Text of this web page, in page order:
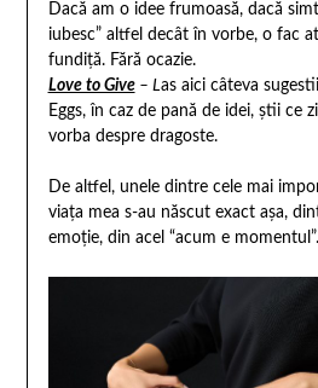
Dacă am o idee frumoasă, dacă
iubesc” altfel decât în vorbe, o fac
fundiță. Fără ocazie.
Love to Give – Las aici câteva
Eggs, în caz de pană de idei, știi ce
vorba despre dragoste.
De altfel, unele dintre cele mai
viața mea s-au născut exact așa,
emoție, din acel “acum e momentul”.